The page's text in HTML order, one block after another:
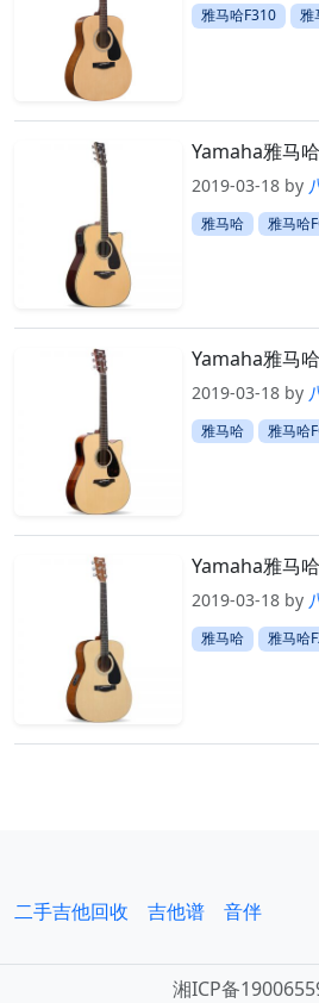
雅马哈F310 雅
Yamaha雅马
2019-03-18 by
雅马哈 雅马哈
Yamaha雅马
2019-03-18 by
雅马哈 雅马哈
Yamaha雅马
2019-03-18 by
雅马哈 雅马哈
二手吉他回收 吉他谱 音伴
湘ICP备